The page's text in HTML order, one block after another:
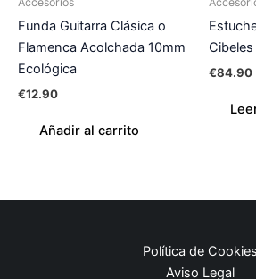
Funda Guitarra Clásica o
Flamenca Acolchada 10mm
Ecológica
€12.90
Añadir al carrito
€84.90
Política de Cookies
Aviso Legal